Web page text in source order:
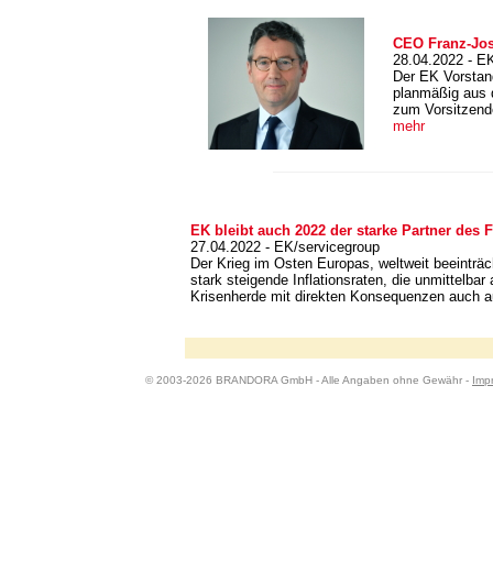
CEO Franz-
28.04.2022 -
Der EK
planmäßig aus
zum
mehr
EK bleibt auch 2022 der starke Partner des
27.04.2022 - EK/servicegroup
Der Krieg im Osten Europas, weltweit
stark steigende Inflationsraten, die
Krisenherde mit direkten Konsequenzen
© 2003-2026 BRANDORA GmbH - Alle Angaben ohne Gewähr -